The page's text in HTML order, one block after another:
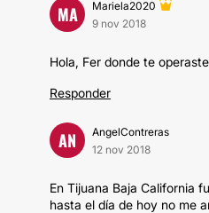
MA
Mariela2020
9 nov 2018
Hola, Fer donde te
Responder
AN
AngelContreras
12 nov 2018
En Tijuana Baja California
hasta el día de hoy no me